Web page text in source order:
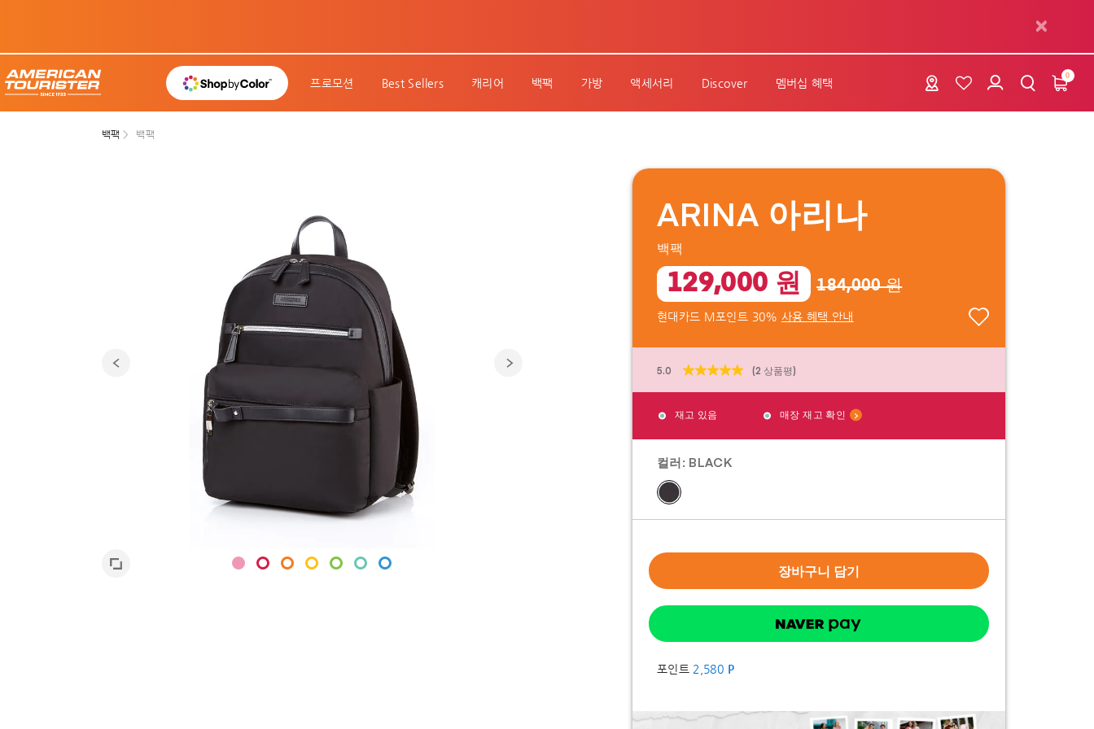
0
프로모션 Best Sellers 캐리어 백팩 가방 액세서리 Discover 멤버십 혜택
백팩 백팩
ARINA 아리나
백팩
129,000 원 184,000 원
현대카드 M포인트 30% 사용 혜택 안내
5.0 (2 상품평)
별
5
중
개
입
니
다.
2
개
상
재고 있음 매장 재고 확인
컬러: BLACK
장바구니 담기
포인트 2,580 P